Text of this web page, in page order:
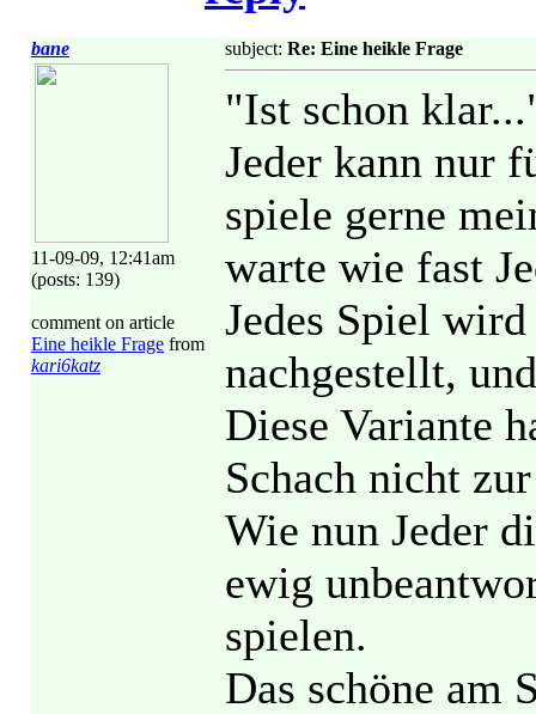
bane
11-09-09, 12:41am
(posts: 139)
comment on article
Eine heikle Frage from
kari6katz
subject: Re: Eine heikle Frage
"Ist schon
Jeder kann nur
spiele gerne
warte wie fast
Jedes Spiel
nachgestellt,
Diese Variante
Schach nicht
Wie nun Jeder
ewig
spielen.
Das schöne am